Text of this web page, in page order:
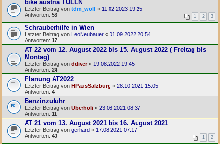
bike austria TULLN
Letzter Beitrag von tdm_wolf « 11.02.2023 19:25
Antworten: 53 1 2 3
Schrauberhilfe in Wien
Letzter Beitrag von LeoNeubauer « 01.09.2022 20:54
Antworten: 17
AT 22 vom 12. August 2022 bis 15. August 2022 ( Freitag bis
Montag)
Letzter Beitrag von ddiver « 19.08.2022 19:45
Antworten: 24
Planung AT2022
Letzter Beitrag von HPausSalzburg « 28.10.2021 15:05
Antworten: 4
Benzinzufuhr
Letzter Beitrag von Überholi « 23.08.2021 08:37
Antworten: 11
AT 21 vom 13. August 2021 bis 16. August 2021
Letzter Beitrag von gerhard « 17.08.2021 07:17
Antworten: 40 1 2